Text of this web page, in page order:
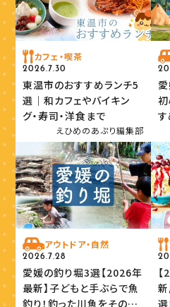
カフェ・喫茶
2026.7.30
東温市のおすすめランチ5
選｜和カフェやバイキン
グ・寿司・洋食まで
えひめのあぷり編集部
す
アウトドア・自然
2026.7.28
愛媛の釣り堀3選【2026年
最新】子どもと手ぶらで魚
釣り！釣った川魚をその場